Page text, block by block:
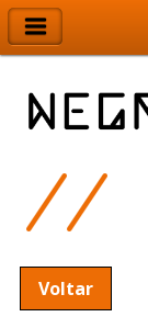
Voltar